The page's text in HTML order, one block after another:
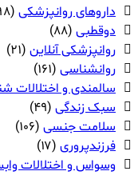
داروهای روانپزشکی (۱۹۸)
دوقطبی (۸۸)
روانپزشکی آنلاین (۲۱)
روانشناسی (۱۶۱)
سالمندی و اختلالات
سبک زندگی (۴۹)
سلامت جنسی (۱۰۶)
فرزندپروری (۱۷)
وسواس و اختلالات